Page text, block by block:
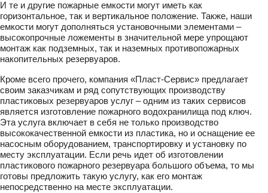
И те и другие пожарные емкости могут иметь как
горизонтальное, так и вертикальное положение. Также, наши
емкости могут дополняться установочными элементами –
высокопрочные ложементы в значительной мере упрощают
монтаж как подземных, так и наземных противопожарных
накопительных резервуаров.
Кроме всего прочего, компания «Пласт-Сервис» предлагает
своим заказчикам и ряд сопутствующих производству
пластиковых резервуаров услуг – одним из таких сервисов
является изготовление пожарного водохранилища под ключ.
Эта услуга включает в себя не только производство
высококачественной емкости из пластика, но и оснащение ее
насосным оборудованием, транспортировку и установку по
месту эксплуатации. Если речь идет об изготовлении
пластикового пожарного резервуара большого объема, то мы
готовы предложить такую услугу, как его монтаж
непосредственно на месте эксплуатации.